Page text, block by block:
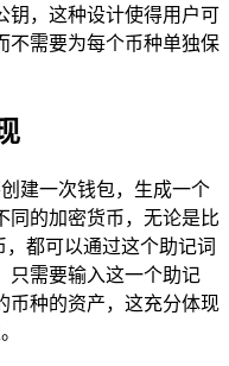
钥，这种设计使得用户可
不需要为每个币种单独保
建一次钱包，生成一个
同的加密货币，无论是比
都可以通过这个助记词
只需要输入这一个助记
币种的资产，这充分体现